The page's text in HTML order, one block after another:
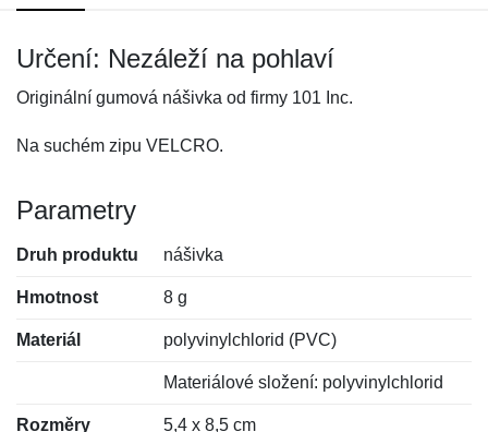
Určení: Nezáleží na pohlaví
Originální gumová nášivka od firmy 101 Inc.
Na suchém zipu VELCRO.
Parametry
Druh produktu nášivka
Hmotnost 8 g
Materiál polyvinylchlorid (PVC)
Materiálové složení: polyvinylchlorid
Rozměry 5,4 x 8,5 cm